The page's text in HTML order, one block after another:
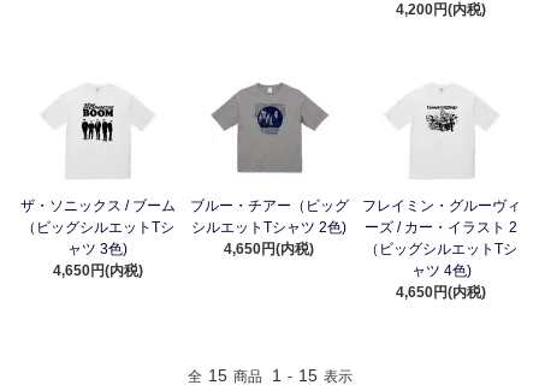
4,200円(内税)
ザ・ソニックス / ブーム
（ビッグシルエットTシ
ャツ 3色)
4,650円(内税)
ブルー・チアー（ビッグ
シルエットTシャツ 2色)
4,650円(内税)
フレイミン・グルーヴィ
ーズ / カー・イラスト 2
（ビッグシルエットTシ
ャツ 4色)
4,650円(内税)
全 15 商品 1 - 15 表示